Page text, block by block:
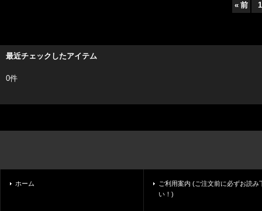
« 前 1
最近チェックしたアイテム
0件
ホーム
ご利用案内 (ご注文前に必ずお読み
い！)